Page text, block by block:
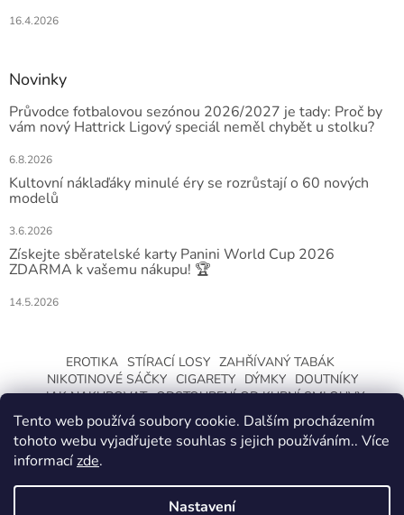
Tento web používá soubory cookie. Dalším procházením
tohoto webu vyjadřujete souhlas s jejich používáním.. Více
informacízde.
Nastavení
16.4.2026
Novinky
Průvodce fotbalovou sezónou 2026/2027 je tady: Proč by
vám nový Hattrick Ligový speciál neměl chybět u stolku?
6.8.2026
Kultovní náklaďáky minulé éry se rozrůstají o 60 nových
modelů
3.6.2026
Získejte sběratelské karty Panini World Cup 2026
ZDARMA k vašemu nákupu! 🏆
14.5.2026
EROTIKA STÍRACÍ LOSY ZAHŘÍVANÝ TABÁK
NIKOTINOVÉ SÁČKY CIGARETY DÝMKY
DOUTNÍKY
JAK NAKUPOVAT ODSTOUPENÍ OD KUPNÍ SMLOUVY
Vytvořil Shoptet